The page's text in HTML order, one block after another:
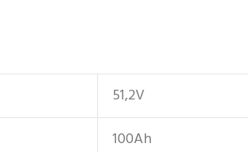
51,2V
100Ah